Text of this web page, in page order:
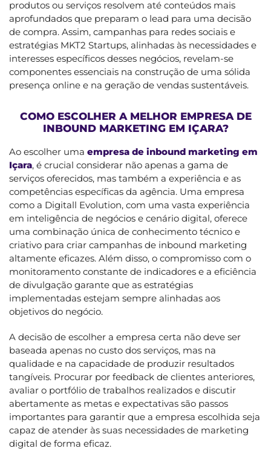
produtos ou serviços resolvem até conteúdos mais
aprofundados que preparam o lead para uma decisão
de compra. Assim, campanhas para redes sociais e
estratégias MKT2 Startups, alinhadas às necessidades e
interesses específicos desses negócios, revelam-se
componentes essenciais na construção de uma sólida
presença online e na geração de vendas sustentáveis.
COMO ESCOLHER A MELHOR EMPRESA DE
INBOUND MARKETING EM IÇARA?
Ao escolher uma empresa de inbound marketing em
Içara, é crucial considerar não apenas a gama de
serviços oferecidos, mas também a experiência e as
competências específicas da agência. Uma empresa
como a Digitall Evolution, com uma vasta experiência
em inteligência de negócios e cenário digital, oferece
uma combinação única de conhecimento técnico e
criativo para criar campanhas de inbound marketing
altamente eficazes. Além disso, o compromisso com o
monitoramento constante de indicadores e a eficiência
de divulgação garante que as estratégias
implementadas estejam sempre alinhadas aos
objetivos do negócio.
A decisão de escolher a empresa certa não deve ser
baseada apenas no custo dos serviços, mas na
qualidade e na capacidade de produzir resultados
tangíveis. Procurar por feedback de clientes anteriores,
avaliar o portfólio de trabalhos realizados e discutir
abertamente as metas e expectativas são passos
importantes para garantir que a empresa escolhida seja
capaz de atender às suas necessidades de marketing
digital de forma eficaz.